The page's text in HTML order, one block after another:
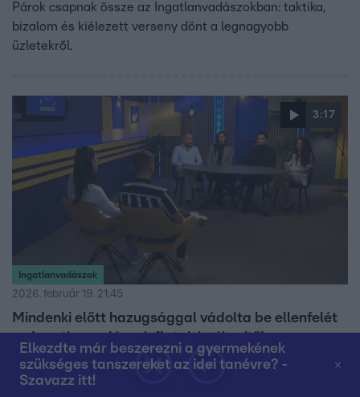
Elkezdte már beszerezni a gyermekének
szükséges tanszereket az idei tanévre? -
Szavazz itt!
Párok csapnak össze az Ingatlanvadászokban: taktika,
bizalom és kiélezett verseny dönt a legnagyobb
üzletekről.
3:17
Ingatlanvadászok
2026. február 19. 21:45
Mindenki előtt hazugsággal vádolta be ellenfelét
az Ingatlanvadászok fiatal értékesítője
Az Ingatlanvadászokban Milán hazugsággal vádolta meg
ellenfelét, Jánost a vevők előtt, miután az nem mondta el,